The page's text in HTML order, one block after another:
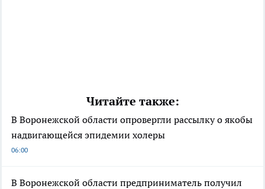
Читайте также:
В Воронежской области опровергли рассылку о якобы
надвигающейся эпидемии холеры
06:00
В Воронежской области предприниматель получил